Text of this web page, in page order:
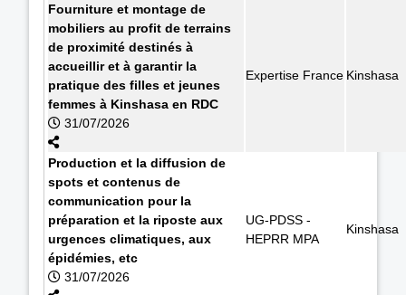
Fourniture et montage de
mobiliers au profit de terrains
de proximité destinés à
accueillir et à garantir la
pratique des filles et jeunes
femmes à Kinshasa en RDC
31/07/2026
Expertise France Kinshasa
Production et la diffusion de
spots et contenus de
communication pour la
préparation et la riposte aux
urgences climatiques, aux
épidémies, etc
31/07/2026
UG-PDSS -
HEPRR MPA
Kinshasa